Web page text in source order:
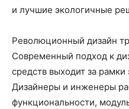
и лучшие экологичные
Революционный дизайн
Современный подход к
средств выходит за
Дизайнеры и инженеры
функциональности,